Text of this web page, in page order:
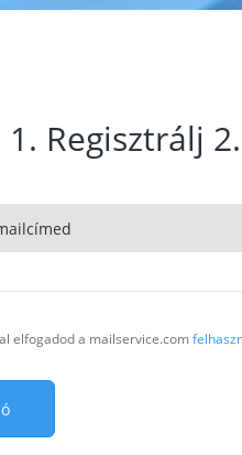
1. Regisztrálj
elfogadod a mailservice.com